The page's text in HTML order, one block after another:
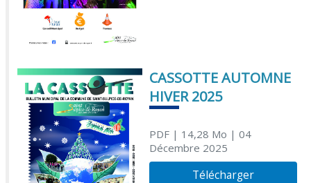
CASSOTTE AUTOMNE
HIVER 2025
PDF| 14,28 Mo | 04
Décembre 2025
Télécharger